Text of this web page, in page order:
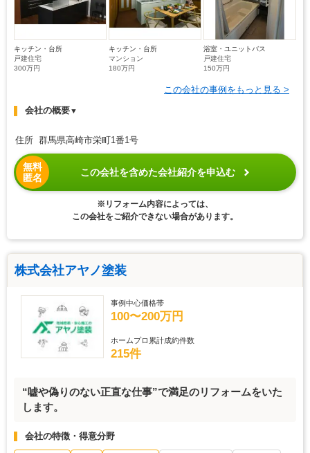
キッチン・台所
戸建住宅
300万円
キッチン・台所
マンション
180万円
浴室・ユニットバス
戸建住宅
150万円
この会社の事例をもっと見る >
会社の概要▼
住所 群馬県高崎市栄町1番1号
無料
匿名
この会社を含めた会社紹介を申込む
※リフォーム内容によっては、
この会社をご紹介できない場合があります。
株式会社アヤノ塗装
事例中心価格帯
100〜200万円
ホームプロ累計成約件数
215件
“嘘や偽りのない正直な仕事”で満足のリフォームをいた
します。
会社の特徴・得意分野